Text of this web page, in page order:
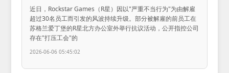
近日，Rockstar Games（R星）因以"严重不当行为"为由解雇
超过30名员工而引发的风波持续升级。部分被解雇的前员工在
苏格兰爱丁堡的R星北方办公室外举行抗议活动，公开指控公司
存在"打压工会"的
2026-06-06 05:45:02